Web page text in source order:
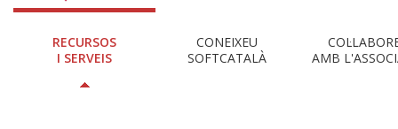
RECURSOS
I SERVEIS
CONEIXEU
SOFTCATALÀ
AMB